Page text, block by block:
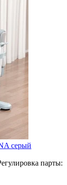
серый
парты: